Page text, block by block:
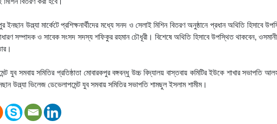
উল্ল্যা মার্কেটে প্রশিক্ষনার্থীদের মধ্যে সনদ ও সেলাই মিশিন বিতরণ অনুষ্ঠানে প্রধান অথিতি হিসাবে
সম্পাদক ও সাবেক সংসদ সদস্য শফিকুর রহমান চৌধূরী। বিশেষে অথিতি হিসাবে উপস্থিত থাকবেন,
যুব সমবায় সমিতির প্রতিষ্ঠাতা মোবারকপুর বঙ্গবন্ধু উচ্চ বিদ্যালয় বাস্তবায় কমিটির ইউকে শাখার সভাপতি
উল্ল্যা ভিলেজ ডেভেলাপমেন্ট যুব সমবায় সমিতির সভাপতি শামছুল ইসলাম শামীম।